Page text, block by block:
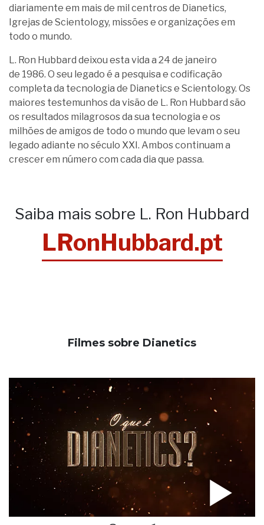
diariamente em mais de mil centros de Dianetics,
Igrejas de Scientology, missões e organizações em
todo o mundo.
L. Ron Hubbard deixou esta vida a 24 de janeiro
de 1986. O seu legado é a pesquisa e codificação
completa da tecnologia de Dianetics e Scientology. Os
maiores testemunhos da visão de L. Ron Hubbard são
os resultados milagrosos da sua tecnologia e os
milhões de amigos de todo o mundo que levam o seu
legado adiante no século XXI. Ambos continuam a
crescer em número com cada dia que passa.
Saiba mais sobre L. Ron Hubbard
LRonHubbard.pt
Filmes sobre Dianetics